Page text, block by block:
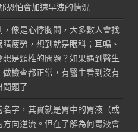
恐怕會加速早洩的情況
像是心悸胸悶，大多數人會找
疲勞，想到就是眼科；耳鳴、
是頸椎的問題？如果遇到醫生
檢查都正常，有醫生看到沒有
問題了
字，其實就是胃中的胃液（或
向逆流。但在了解為何胃液會